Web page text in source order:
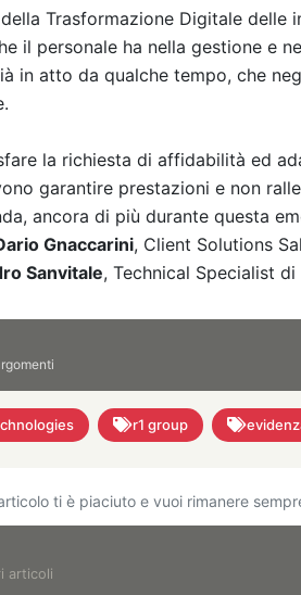
Trasformazione Digitale delle
il personale ha nella gestione e
in atto da qualche tempo, che
la richiesta di affidabilità ed
garantire prestazioni e non
ancora di più durante questa
Gnaccarini, Client Solutions
Sanvitale, Technical Specialist di
r1 group
ti è piaciuto e vuoi rimanere
articoli